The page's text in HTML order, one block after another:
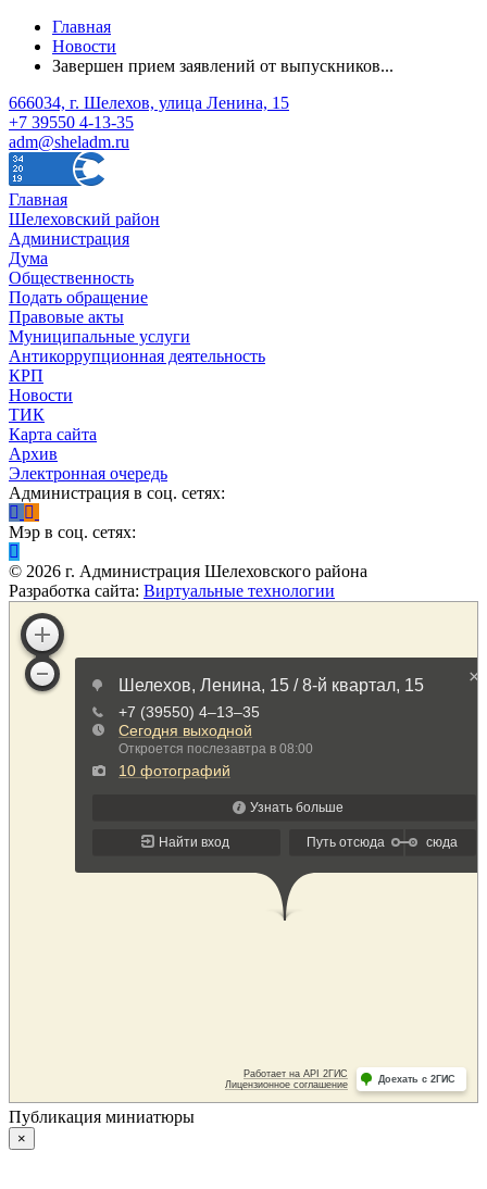
Главная
Новости
Завершен прием заявлений от выпускников...
666034, г. Шелехов, улица Ленина, 15
+7 39550 4-13-35
adm@sheladm.ru
Главная
Шелеховский район
Администрация
Дума
Общественность
Подать обращение
Правовые акты
Муниципальные услуги
Антикоррупционная деятельность
КРП
Новости
ТИК
Карта сайта
Архив
Электронная очередь
Администрация в соц. сетях:
Мэр в соц. сетях:
© 2026 г. Администрация Шелеховского района
Разработка сайта: Виртуальные технологии
Публикация миниатюры
×